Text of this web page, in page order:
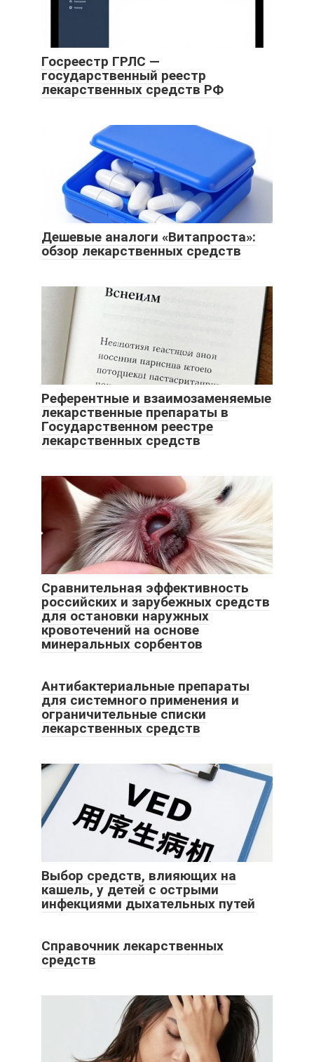
Госреестр ГРЛС —
государственный реестр
лекарственных средств РФ
Дешевые аналоги «Витапроста»:
обзор лекарственных средств
Референтные и взаимозаменяемые
лекарственные препараты в
Государственном реестре
лекарственных средств
Сравнительная эффективность
российских и зарубежных средств
для остановки наружных
кровотечений на основе
минеральных сорбентов
Антибактериальные препараты
для системного применения и
ограничительные списки
лекарственных средств
Выбор средств, влияющих на
кашель, у детей с острыми
инфекциями дыхательных путей
Справочник лекарственных
средств